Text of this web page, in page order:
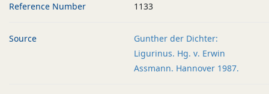
Reference Number 1133
Source
Gunther der Dichter:
Ligurinus. Hg. v. Erwin
Assmann. Hannover 1987.